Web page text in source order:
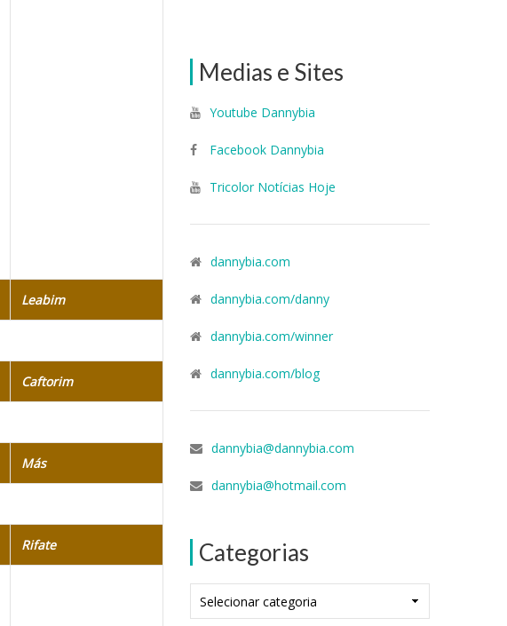
Medias e Sites
Youtube Dannybia
Facebook Dannybia
Tricolor Notícias Hoje
dannybia.com
dannybia.com/danny
dannybia.com/winner
dannybia.com/blog
dannybia@dannybia.com
dannybia@hotmail.com
Categorias
Leabim
Caftorim
Más
Rifate